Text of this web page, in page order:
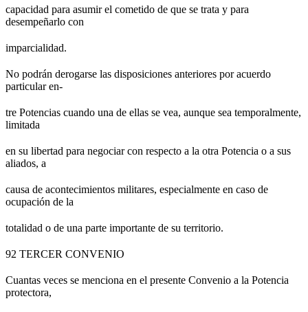
capacidad para asumir el cometido de que se trata y para
desempeñarlo con
imparcialidad.
No podrán derogarse las disposiciones anteriores por acuerdo
particular en-
tre Potencias cuando una de ellas se vea, aunque sea temporalmente,
limitada
en su libertad para negociar con respecto a la otra Potencia o a sus
aliados, a
causa de acontecimientos militares, especialmente en caso de
ocupación de la
totalidad o de una parte importante de su territorio.
92 TERCER CONVENIO
Cuantas veces se menciona en el presente Convenio a la Potencia
protectora,